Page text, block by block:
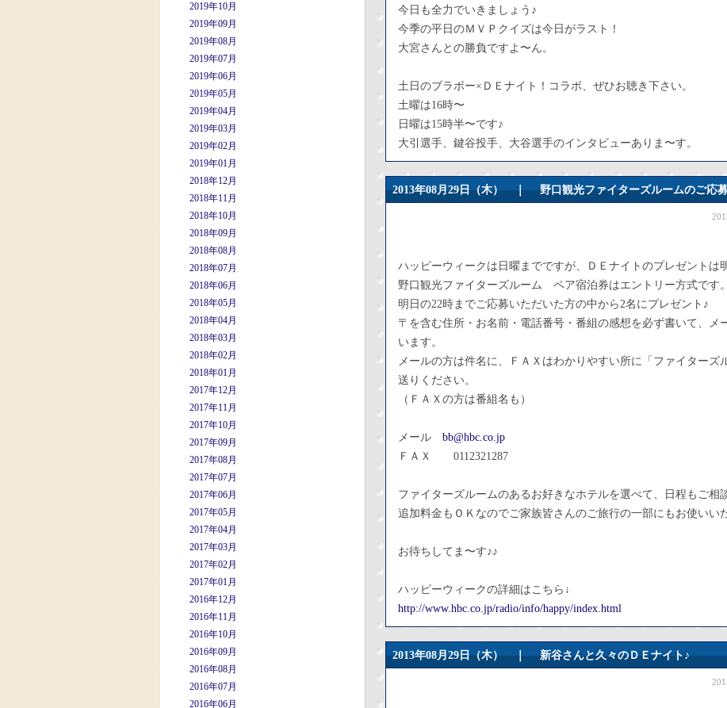
2019年10月
2019年09月
2019年08月
2019年07月
2019年06月
2019年05月
2019年04月
2019年03月
2019年02月
2019年01月
2018年12月
2018年11月
2018年10月
2018年09月
2018年08月
2018年07月
2018年06月
2018年05月
2018年04月
2018年03月
2018年02月
2018年01月
2017年12月
2017年11月
2017年10月
2017年09月
2017年08月
2017年07月
2017年06月
2017年05月
2017年04月
2017年03月
2017年02月
2017年01月
2016年12月
2016年11月
2016年10月
2016年09月
2016年08月
2016年07月
2016年06月
今日も全力でいきましょう♪
今季の平日のＭＶＰクイズは今日がラスト！
大宮さんとの勝負ですよ〜ん。
土日のブラボー×ＤＥナイト！コラボ、ぜひお聴き下さい。
土曜は16時〜
日曜は15時半〜です♪
大引選手、鍵谷投手、大谷選手のインタビューありま〜す。
2013年08月29日（木） ｜野口観光ファイターズルームのご応
ハッピーウィークは日曜までですが、ＤＥナイトのプレゼントは
野口観光ファイターズルーム ペア宿泊券はエントリー方式です。
明日の22時までご応募いただいた方の中から2名にプレゼント♪
〒を含む住所・お名前・電話番号・番組の感想を必ず書いて、メ
います。
メールの方は件名に、ＦＡＸはわかりやすい所に「ファイターズ
送りください。
（ＦＡＸの方は番組名も）
メール
bb@hbc.co.jp
ＦＡＸ 0112321287
ファイターズルームのあるお好きなホテルを選べて、日程もご相
追加料金もＯＫなのでご家族皆さんのご旅行の一部にもお使いい
お待ちしてま〜す♪♪
ハッピーウィークの詳細はこちら↓
http://www.hbc.co.jp/radio/info/happy/index.html
2013年08月29日（木） ｜新谷さんと久々のＤＥナイト♪